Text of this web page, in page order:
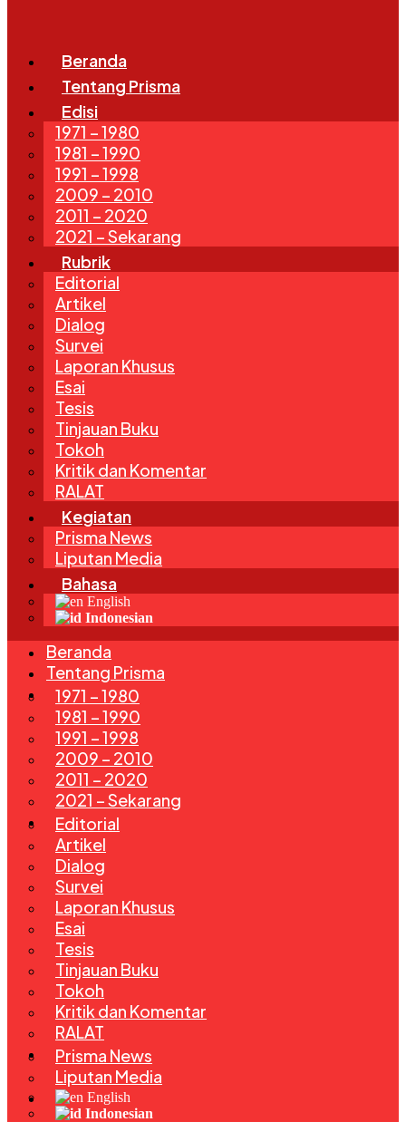
Beranda
Tentang Prisma
Edisi
1971 – 1980
1981 – 1990
1991 – 1998
2009 – 2010
2011 – 2020
2021 – Sekarang
Rubrik
Editorial
Artikel
Dialog
Survei
Laporan Khusus
Esai
Tesis
Tinjauan Buku
Tokoh
Kritik dan Komentar
RALAT
Kegiatan
Prisma News
Liputan Media
Bahasa
English
Indonesian
Beranda
Tentang Prisma
Edisi
1971 – 1980
1981 – 1990
1991 – 1998
2009 – 2010
2011 – 2020
2021 – Sekarang
Rubrik
Editorial
Artikel
Dialog
Survei
Laporan Khusus
Esai
Tesis
Tinjauan Buku
Tokoh
Kritik dan Komentar
RALAT
Kegiatan
Prisma News
Liputan Media
BahasaEnglish
Indonesian